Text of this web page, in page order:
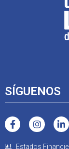
SÍGUENOS
Estados